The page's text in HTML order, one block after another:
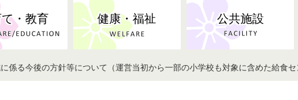
税 ごみ・リサイ
・教育
子育てにかかる各種手
健康・福祉
地域福祉 高齢者福祉
公共施設
防災・消防 子育て・教育
監査 記者会見
各種広告・協賛のご案内 事業系ごみ・廃
係る今後の方針等について（運営当初から一部の小学校も対象に含めた給食セ